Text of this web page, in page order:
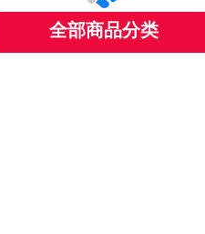
全部商品分类